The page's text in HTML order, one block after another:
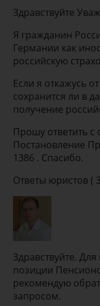
Здравствуйте
Я гражданин
Германии как
российскую
Если я откажусь
сохранится ли в
получение
Прошу ответить с
Постановление
1386 . Спасибо.
Ответы юристов (
Здравствуйте.
позиции
рекомендую
запросом.